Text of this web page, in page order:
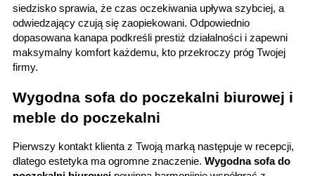
siedzisko sprawia, że czas oczekiwania upływa szybciej, a
odwiedzający czują się zaopiekowani. Odpowiednio
dopasowana kanapa podkreśli prestiż działalności i zapewni
maksymalny komfort każdemu, kto przekroczy próg Twojej
firmy.
Wygodna sofa do poczekalni biurowej i
meble do poczekalni
Pierwszy kontakt klienta z Twoją marką następuje w recepcji,
dlatego estetyka ma ogromne znaczenie. Wygodna sofa do